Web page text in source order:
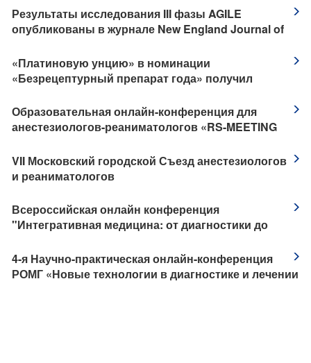
Результаты исследования III фазы AGILE
опубликованы в журнале New England Journal of
«Платиновую унцию» в номинации
«Безрецептурный препарат года» получил
Образовательная онлайн-конференция для
анестезиологов-реаниматологов «RS-MEETING
​VII Московский городской Съезд анестезиологов
и реаниматологов
​Всероссийская онлайн конференция
"Интегративная медицина: от диагностики до
​4-я Научно-практическая онлайн-конференция
РОМГ «Новые технологии в диагностике и лечении